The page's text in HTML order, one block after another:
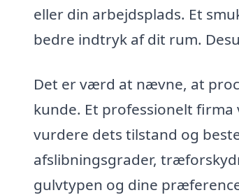
eller din arbejdsplads. Et
bedre indtryk af dit rum.
Det er værd at nævne, at
kunde. Et professionelt
vurdere dets tilstand og
afslibningsgrader,
gulvtypen og dine